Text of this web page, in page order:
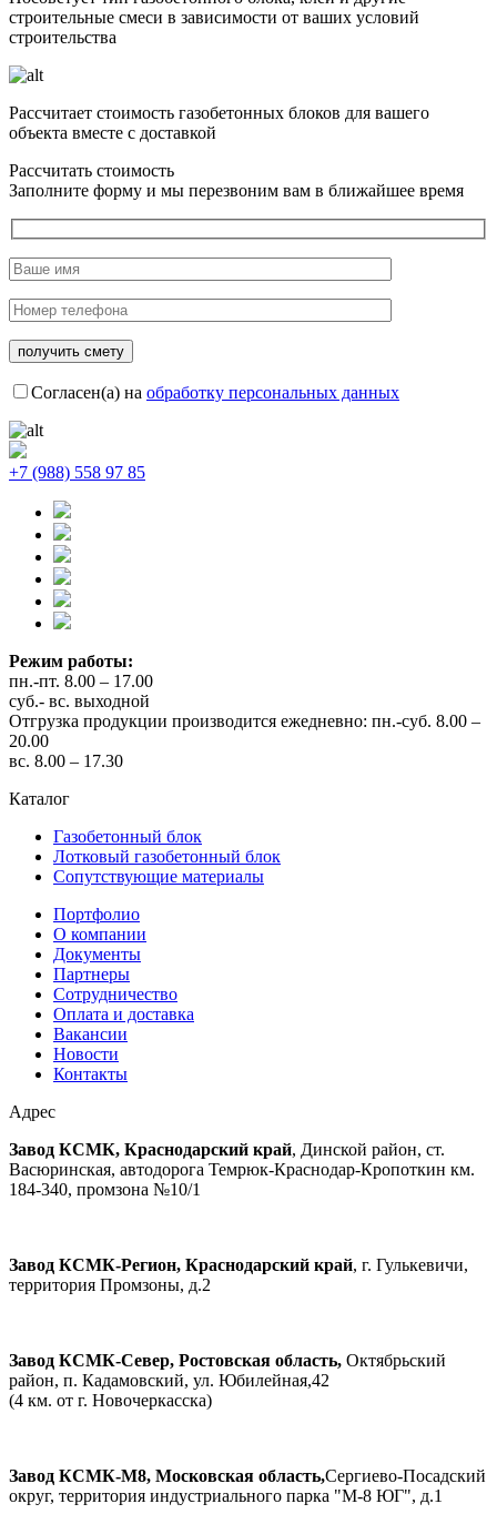
строительные смеси в зависимости от ваших условий
строительства
Рассчитает стоимость газобетонных блоков для вашего
объекта вместе с доставкой
Рассчитать стоимость
Заполните форму и мы перезвоним вам в ближайшее время
Согласен(а) на обработку персональных данных
+7 (988) 558 97 85
Режим работы:
пн.-пт. 8.00 – 17.00
суб.- вс. выходной
Отгрузка продукции производится ежедневно: пн.-суб. 8.00 –
20.00
вс. 8.00 – 17.30
Каталог
Газобетонный блок
Лотковый газобетонный блок
Сопутствующие материалы
Портфолио
О компании
Документы
Партнеры
Сотрудничество
Оплата и доставка
Вакансии
Новости
Контакты
Адрес
Завод КСМК, Краснодарский край, Динской район, ст.
Васюринская, автодорога Темрюк-Краснодар-Кропоткин км.
184-340, промзона №10/1
Завод КСМК-Регион, Краснодарский край, г. Гулькевичи,
территория Промзоны, д.2
Завод КСМК-Север, Ростовская область, Октябрьский
район, п. Кадамовский, ул. Юбилейная,42
(4 км. от г. Новочеркасска)
Завод КСМК-М8, Московская область,Сергиево-Посадский
округ, территория индустриального парка "М-8 ЮГ", д.1